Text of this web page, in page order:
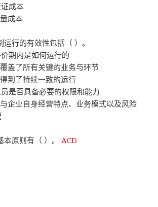
成本
成本
行的有效性包括（ ）。
期内是如何运行的
盖了所有关键的业务与环节
到了持续一致的运行
是否具备必要的权限和能力
企业自身经营特点、业务模式以及风险
本原则有（ ）。ACD